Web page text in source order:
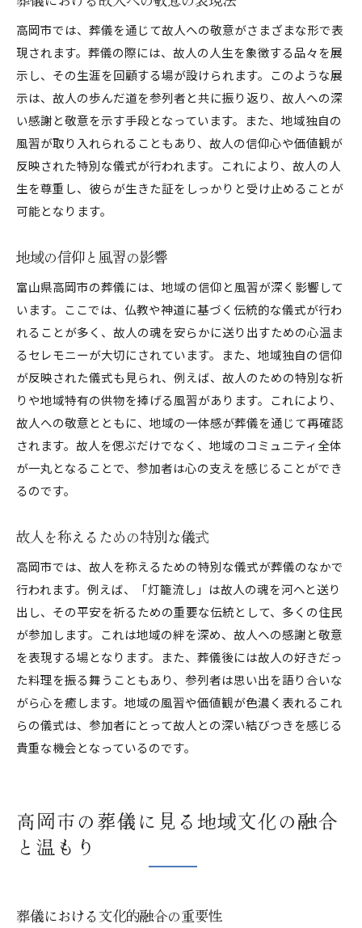
高岡市では、葬儀を通じて故人への敬意がさまざまな形で表
現されます。葬儀の際には、故人の人生を象徴する品々を展
示し、その生涯を回顧する場が設けられます。このような展
示は、故人の歩んだ道を参列者と共に振り返り、故人への深
い感謝と敬意を示す手段となっています。また、地域独自の
風習が取り入れられることもあり、故人の信仰心や価値観が
反映された特別な儀式が行われます。これにより、故人の人
生を尊重し、彼らが生きた証をしっかりと受け止めることが
可能となります。
地域の信仰と風習の影響
富山県高岡市の葬儀には、地域の信仰と風習が深く影響して
います。ここでは、仏教や神道に基づく伝統的な儀式が行わ
れることが多く、故人の魂を安らかに送り出すための心温ま
るセレモニーが大切にされています。また、地域独自の信仰
が反映された儀式も見られ、例えば、故人のための特別な祈
りや地域特有の供物を捧げる風習があります。これにより、
故人への敬意とともに、地域の一体感が葬儀を通じて再確認
されます。故人を偲ぶだけでなく、地域のコミュニティ全体
が一丸となることで、参加者は心の支えを感じることができ
るのです。
故人を称えるための特別な儀式
高岡市では、故人を称えるための特別な儀式が葬儀のなかで
行われます。例えば、「灯籠流し」は故人の魂を河へと送り
出し、その平安を祈るための重要な伝統として、多くの住民
が参加します。これは地域の絆を深め、故人への感謝と敬意
を表現する場となります。また、葬儀後には故人の好きだっ
た料理を振る舞うこともあり、参列者は思い出を語り合いな
がら心を癒します。地域の風習や価値観が色濃く表れるこれ
らの儀式は、参加者にとって故人との深い結びつきを感じる
貴重な機会となっているのです。
高岡市の葬儀に見る地域文化の融合
と温もり
葬儀における文化的融合の重要性